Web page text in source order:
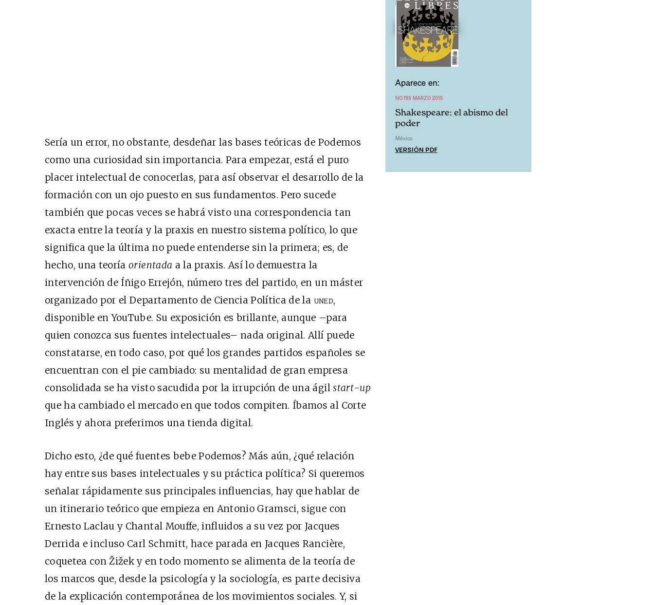
Sería un error, no obstante, desdeñar las bases teóricas de Podemos
como una curiosidad sin importancia. Para empezar, está el puro
placer intelectual de conocerlas, para así observar el desarrollo de la
formación con un ojo puesto en sus fundamentos. Pero sucede
también que pocas veces se habrá visto una correspondencia tan
exacta entre la teoría y la praxis en nuestro sistema político, lo que
significa que la última no puede entenderse sin la primera; es, de
hecho, una teoríaorientada a la praxis. Así lo demuestra la
intervención de Íñigo Errejón, número tres del partido, en un máster
organizado por el Departamento de Ciencia Política de la uned,
disponible en YouTube. Su exposición es brillante, aunque –para
quien conozca sus fuentes intelectuales– nada original. Allí puede
constatarse, en todo caso, por qué los grandes partidos españoles se
encuentran con el pie cambiado: su mentalidad de gran empresa
consolidada se ha visto sacudida por la irrupción de una ágilstart-up
que ha cambiado el mercado en que todos compiten. Íbamos al Corte
Inglés y ahora preferimos una tienda digital.
Dicho esto, ¿de qué fuentes bebe Podemos? Más aún, ¿qué relación
hay entre sus bases intelectuales y su práctica política? Si queremos
señalar rápidamente sus principales influencias, hay que hablar de
un itinerario teórico que empieza en Antonio Gramsci, sigue con
Ernesto Laclau y Chantal Mouffe, influidos a su vez por Jacques
Derrida e incluso Carl Schmitt, hace parada en Jacques Rancière,
coquetea con Žižek y en todo momento se alimenta de la teoría de
los marcos que, desde la psicología y la sociología, es parte decisiva
de la explicación contemporánea de los movimientos sociales. Y, si
Aparece en:
NO.195 MARZO 2015
Shakespeare: el abismo del
poder
México
VERSIÓN PDF